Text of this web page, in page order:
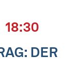
18:30
DER